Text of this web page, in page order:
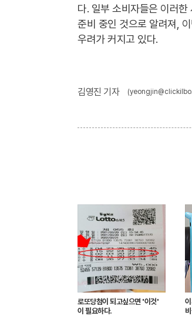
다. 일부 소비자들은 이러
준비 중인 것으로 알려져,
우려가 커지고 있다.
김영진 기자
로또당첨이 되고싶으면 '이것'
이 필요하다.